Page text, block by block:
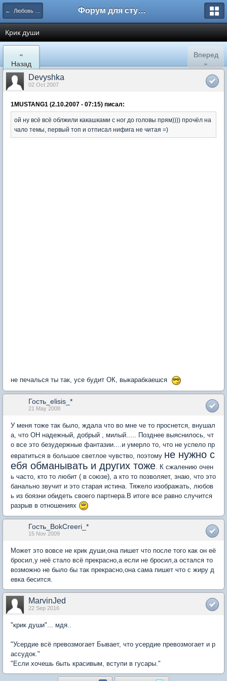
← Любовь и романтические отношения Форум для студента СГА
Крик души
«
Назад
Вперед
»
Devyshka
02 Oct 2007
1MUSTANG1 (2.10.2007 - 07:15) писал:
ой ну всё всё облжили какашками с ног до головы прям)))) прочёл на
чало темы, первый топ и отписал нифига не читая =)
не печалься ты так, усе будит ОК, выкарабкаешся
Гость_elisis_*
21 May 2008
У меня тоже так было, ждала что во мне че то проснется, внушал
а, что ОН надежный, добрый , милый..... Позднее выяснилось, чт
о все это безудержные фантазии....и умерло то, что не успело пр
евратиться в большое светлое чувство, поэтому не нужно с
ебя обманывать и других тоже . К сжалению очен
ь часто, кто то любит ( в союзе), а кто то позволяет, знаю, что это
банально звучит и это старая истина. Тяжело изображать, любов
ь из боязни обидеть своего партнера.В итоге все равно случится
разрыв в отношениях
Гость_BokCreeri_*
15 Nov 2009
Может это вовсе не крик души,она пишет что после того как он её
бросил,у неё стало всё прекрасно,а если не бросил,а остался то
возможно не было бы так прекрасно,она сама пишет что с жиру д
евка бесится.
MarvinJed
22 Sep 2016
"крик души"... мдя..
"Усердие всё превозмогает Бывает, что усердие превозмогает и р
ассудок."
"Если хочешь быть красивым, вступи в гусары."